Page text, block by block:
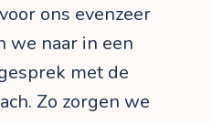
ons evenzeer
we naar in een
met de
Zo zorgen we